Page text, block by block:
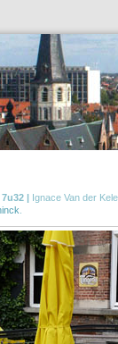
| Ignace Van der